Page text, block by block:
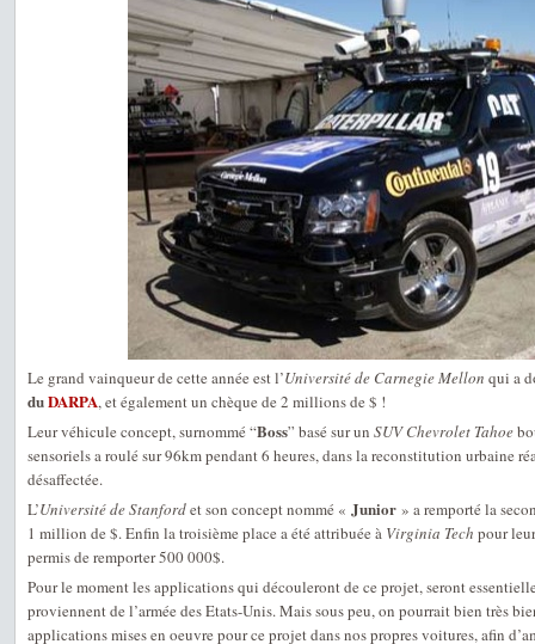
Le grand vainqueur de cette année est l’Université de Carnegie Mellon qui a
duDARPA, et également un chèque de 2 millions de $ !
Leur véhicule concept, surnommé “Boss” basé sur un SUV Chevrolet Tahoe
sensoriels a roulé sur 96km pendant 6 heures, dans la reconstitution urbaine
désaffectée.
L’Université de Stanfordet son concept nommé « Junior » a remporté la
1 million de $. Enfin la troisième place a été attribuée à Virginia Tech pour
permis de remporter 500 000$.
Pour le moment les applications qui découleront de ce projet, seront
proviennent de l’armée des Etats-Unis. Mais sous peu, on pourrait bien très
applications mises en oeuvre pour ce projet dans nos propres voitures, afin